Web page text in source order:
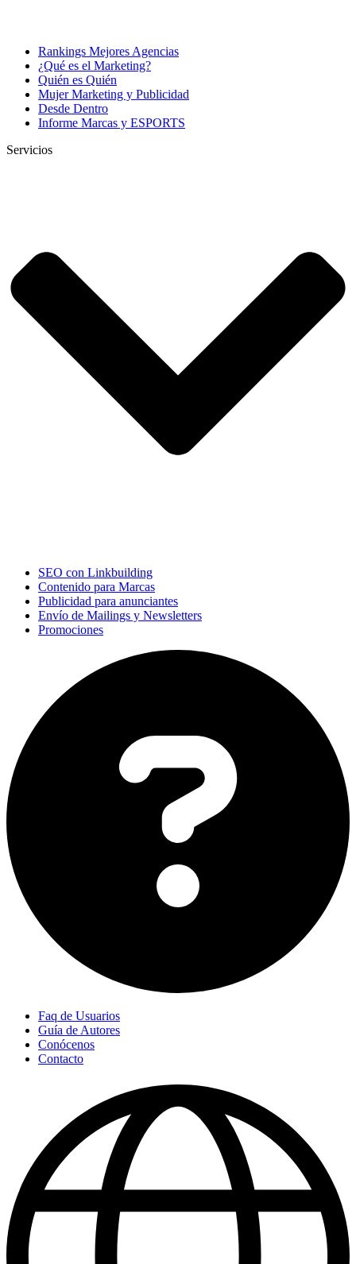
Rankings Mejores Agencias
¿Qué es el Marketing?
Quién es Quién
Mujer Marketing y Publicidad
Desde Dentro
Informe Marcas y ESPORTS
Servicios
SEO con Linkbuilding
Contenido para Marcas
Publicidad para anunciantes
Envío de Mailings y Newsletters
Promociones
Faq de Usuarios
Guía de Autores
Conócenos
Contacto